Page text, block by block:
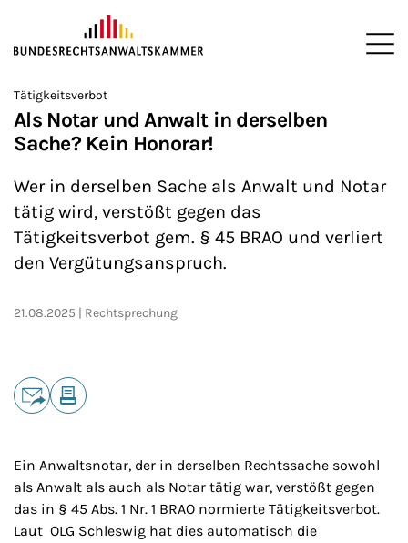
ZUM HAUPTINHALT SPRINGEN
Sie befinden sich hier:
>
Startseite
>
Newsroom
Tätigkeitsverbot
Als Notar und Anwalt in derselben
Sache? Kein Honorar!
Wer in derselben Sache als Anwalt und Notar
tätig wird, verstößt gegen das
Tätigkeitsverbot gem. § 45 BRAO und verliert
den Vergütungsanspruch.
21.08.2025 Rechtsprechung
Teilen
Ein Anwaltsnotar, der in derselben Rechtssache sowohl
als Anwalt als auch als Notar tätig war, verstößt gegen
das in § 45 Abs. 1 Nr. 1 BRAO normierte Tätigkeitsverbot.
Laut OLG Schleswig hat dies automatisch die